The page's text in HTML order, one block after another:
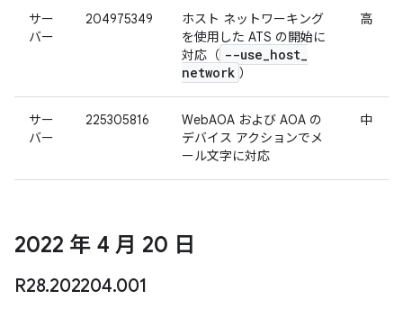
サー
バー
204975349
ホスト ネットワーキング
を使用した ATS の開始に
対応（ --use_host_
network ）
高
サー
バー
225305816
WebAOA および AOA の
デバイス アクションでメ
ール文字に対応
中
2022 年 4 月 20 日
R28.202204.001